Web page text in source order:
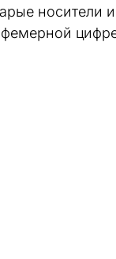
носители и